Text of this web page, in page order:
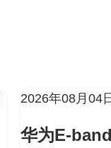
2026年08月04
华为E-